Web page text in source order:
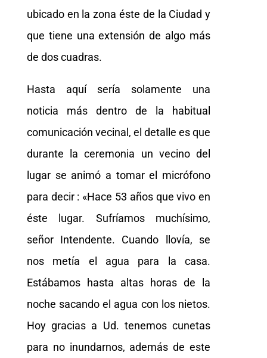
ubicado en la zona éste de la Ciudad y
que tiene una extensión de algo más
de dos cuadras.
Hasta aquí sería solamente una
noticia más dentro de la habitual
comunicación vecinal, el detalle es que
durante la ceremonia un vecino del
lugar se animó a tomar el micrófono
para decir : «Hace 53 años que vivo en
éste lugar. Sufríamos muchísimo,
señor Intendente. Cuando llovía, se
nos metía el agua para la casa.
Estábamos hasta altas horas de la
noche sacando el agua con los nietos.
Hoy gracias a Ud. tenemos cunetas
para no inundarnos, además de este